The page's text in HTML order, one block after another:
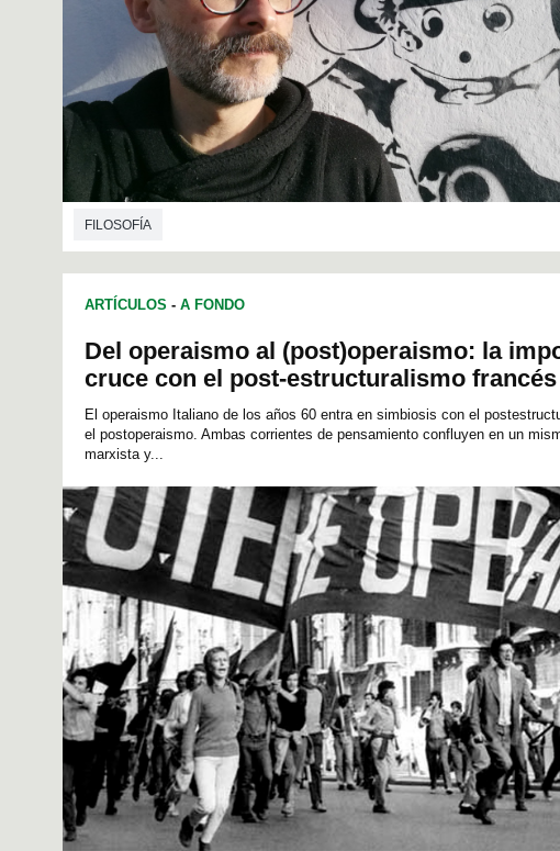
FILOSOFÍA
ARTÍCULOS - A FONDO
Del operaismo al (post)operaismo: la
cruce con el post-estructuralismo francés
El operaismo Italiano de los años 60 entra en simbiosis con el
el postoperaismo. Ambas corrientes de pensamiento confluyen en un
marxista y...